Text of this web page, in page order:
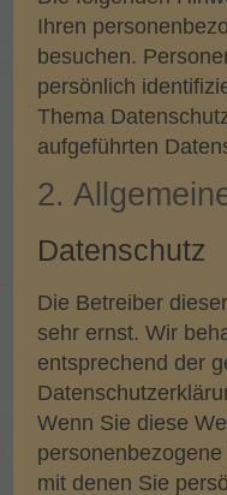
Ihren
besuchen.
persönlich
Thema
aufgeführten
2.
Datenschutz
Die Betreiber
sehr ernst. Wir
entsprechend der
Wenn Sie diese
mit denen Sie